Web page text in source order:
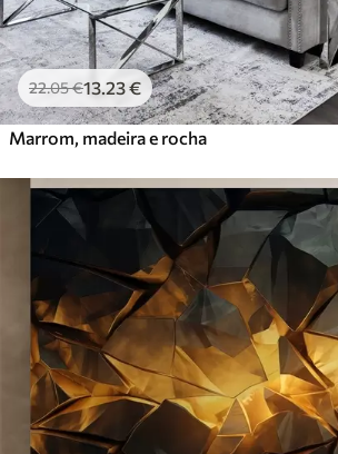
22.05€13.23€
Marrom, madeira e rocha